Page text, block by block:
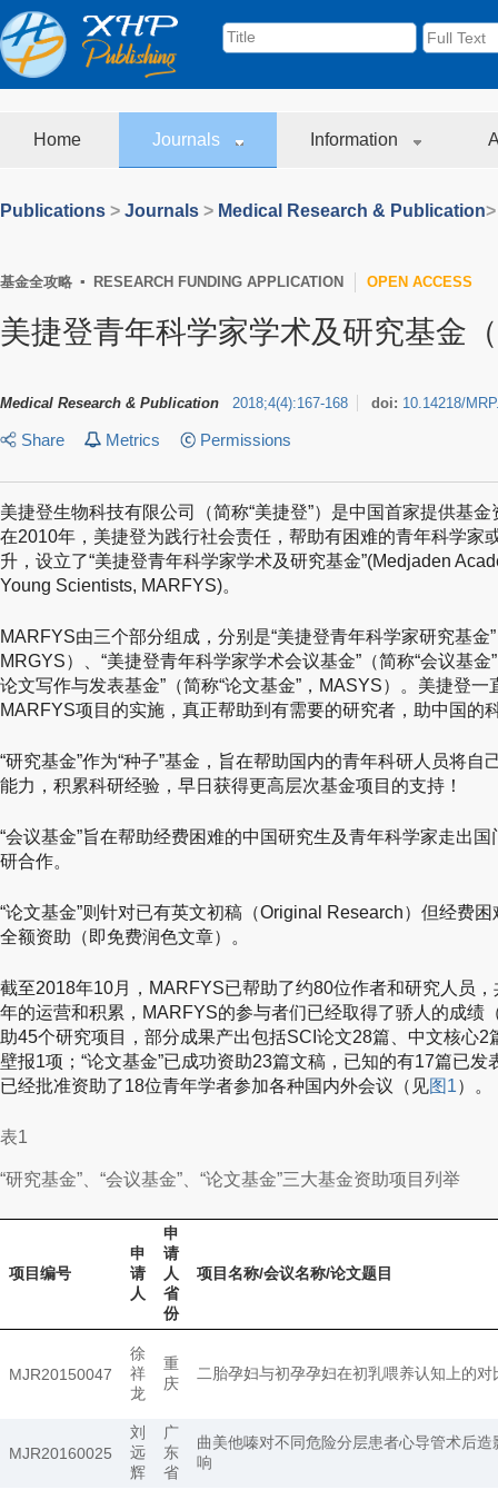
Home Journals Information
Publications > Journals > Medical Research & Publication
基金全攻略 ▪ RESEARCH FUNDING APPLICATION OPEN ACCESS
美捷登青年科学家学术及研究基金
Medical Research & Publication 2018;4(4):167-168 doi: 10.14218/
Share Metrics Permissions
美捷登生物科技有限公司（简称“美捷登”）是中国首家提供基
在2010年，美捷登为践行社会责任，帮助有困难的青年科学家
升，设立了“美捷登青年科学家学术及研究基金”(Medjaden
Young Scientists, MARFYS)。
MARFYS由三个部分组成，分别是“美捷登青年科学家研究基金
MRGYS）、“美捷登青年科学家学术会议基金”（简称“会议基
论文写作与发表基金”（简称“论文基金”，MASYS）。美捷登
MARFYS项目的实施，真正帮助到有需要的研究者，助中国的
“研究基金”作为“种子”基金，旨在帮助国内的青年科研人员将
能力，积累科研经验，早日获得更高层次基金项目的支持！
“会议基金”旨在帮助经费困难的中国研究生及青年科学家走出
研合作。
“论文基金”则针对已有英文初稿（Original Research）但经费
全额资助（即免费润色文章）。
截至2018年10月，MARFYS已帮助了约80位作者和研究人员
年的运营和积累，MARFYS的参与者们已经取得了骄人的成绩
助45个研究项目，部分成果产出包括SCI论文28篇、中文核心
壁报1项；“论文基金”已成功资助23篇文稿，已知的有17篇已
已经批准资助了18位青年学者参加各种国内外会议（见图1）。
表1
“研究基金”、“会议基金”、“论文基金”三大基金资助项目列举
项目编号
申
请
人
申
请
人
省
份
项目名称/会议名称/论文题目
MJR20150047
徐
祥
龙
重
庆
二胎孕妇与初孕孕妇在初乳喂养认知上的对
MJR20160025
刘
远
辉
广
东
省
曲美他嗪对不同危险分层患者心导管术后
响